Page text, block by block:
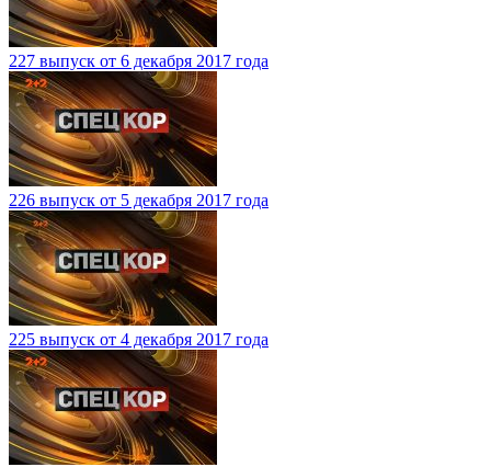
227 выпуск от 6 декабря 2017 года
226 выпуск от 5 декабря 2017 года
225 выпуск от 4 декабря 2017 года